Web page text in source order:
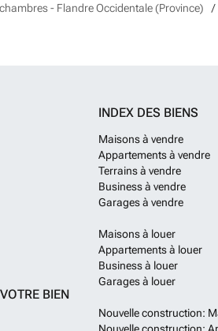
- Flandre Occidentale (Province)
BIEN
INDEX DES BIENS
Maisons à vendre
Appartements à vendre
Terrains à vendre
Business à vendre
Garages à vendre
Maisons à louer
Appartements à louer
Business à louer
Garages à louer
Nouvelle construction: